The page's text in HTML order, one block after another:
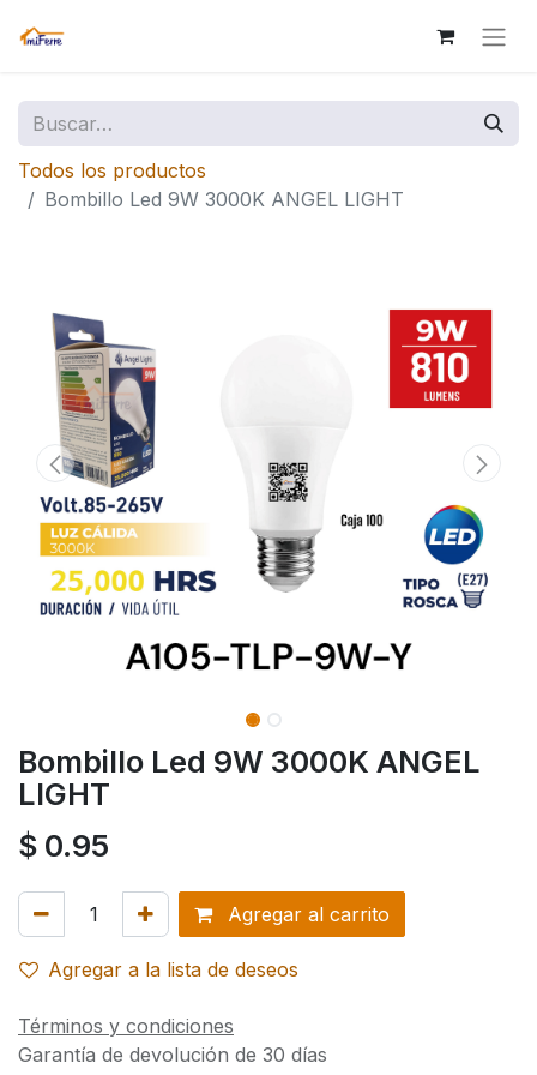
Todos los productos
Bombillo Led 9W 3000K ANGEL LIGHT
Bombillo Led 9W 3000K ANGEL
LIGHT
$ 0.95
Agregar al carrito
Agregar a la lista de deseos
Términos y condiciones
Garantía de devolución de 30 días